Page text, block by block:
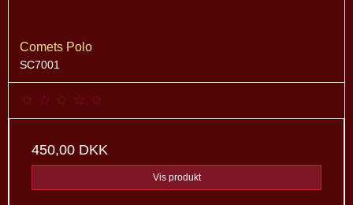
Comets Polo
SC7001
450,00 DKK
Vis produkt